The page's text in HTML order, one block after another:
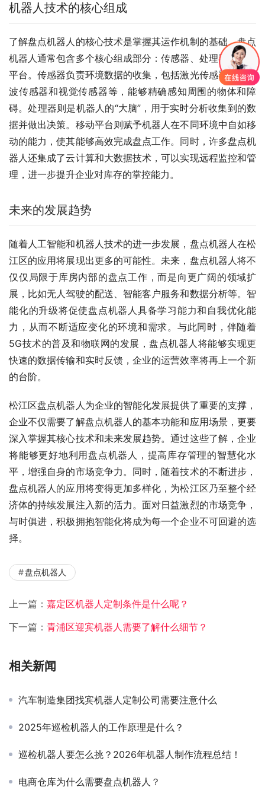
机器人技术的核心组成
了解盘点机器人的核心技术是掌握其运作机制的基础。盘点
机器人通常包含多个核心组成部分：传感器、处理器和移动
平台。传感器负责环境数据的收集，包括激光传感器、超声
波传感器和视觉传感器等，能够精确感知周围的物体和障
碍。处理器则是机器人的“大脑”，用于实时分析收集到的数
据并做出决策。移动平台则赋予机器人在不同环境中自如移
动的能力，使其能够高效完成盘点工作。同时，许多盘点机
器人还集成了云计算和大数据技术，可以实现远程监控和管
理，进一步提升企业对库存的掌控能力。
未来的发展趋势
随着人工智能和机器人技术的进一步发展，盘点机器人在松
江区的应用将展现出更多的可能性。未来，盘点机器人将不
仅仅局限于库房内部的盘点工作，而是向更广阔的领域扩
展，比如无人驾驶的配送、智能客户服务和数据分析等。智
能化的升级将促使盘点机器人具备学习能力和自我优化能
力，从而不断适应变化的环境和需求。与此同时，伴随着
5G技术的普及和物联网的发展，盘点机器人将能够实现更
快速的数据传输和实时反馈，企业的运营效率将再上一个新
的台阶。
松江区盘点机器人为企业的智能化发展提供了重要的支撑，
企业不仅需要了解盘点机器人的基本功能和应用场景，更要
深入掌握其核心技术和未来发展趋势。通过这些了解，企业
将能够更好地利用盘点机器人，提高库存管理的智慧化水
平，增强自身的市场竞争力。同时，随着技术的不断进步，
盘点机器人的应用将变得更加多样化，为松江区乃至整个经
济体的持续发展注入新的活力。面对日益激烈的市场竞争，
与时俱进，积极拥抱智能化将成为每一个企业不可回避的选
择。
盘点机器人
上一篇： 嘉定区机器人定制条件是什么呢？
下一篇： 青浦区迎宾机器人需要了解什么细节？
相关新闻
汽车制造集团找宾机器人定制公司需要注意什么
2025年巡检机器人的工作原理是什么？
巡检机器人要怎么挑？2026年机器人制作流程总结！
电商仓库为什么需要盘点机器人？